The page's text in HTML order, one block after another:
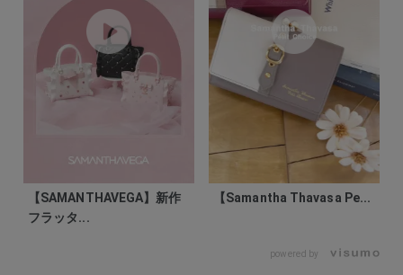
【SAMANTHAVEGA】新作
フラッタ...
【Samantha Thavasa Pe...
powered by